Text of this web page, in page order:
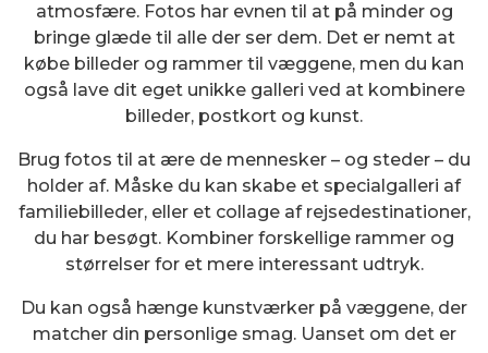
atmosfære. Fotos har evnen til at på minder og
bringe glæde til alle der ser dem. Det er nemt at
købe billeder og rammer til væggene, men du kan
også lave dit eget unikke galleri ved at kombinere
billeder, postkort og kunst.
Brug fotos til at ære de mennesker – og steder – du
holder af. Måske du kan skabe et specialgalleri af
familiebilleder, eller et collage af rejsedestinationer,
du har besøgt. Kombiner forskellige rammer og
størrelser for et mere interessant udtryk.
Du kan også hænge kunstværker på væggene, der
matcher din personlige smag. Uanset om det er